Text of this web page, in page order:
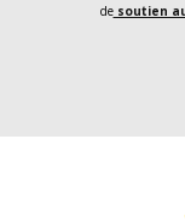
desoutien